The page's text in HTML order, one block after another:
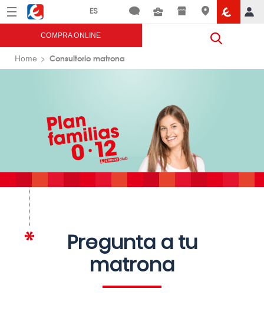
Menú Eroski
COMPRA ONLINE
Home Consultorio matrona
Pregunta a tu
matrona